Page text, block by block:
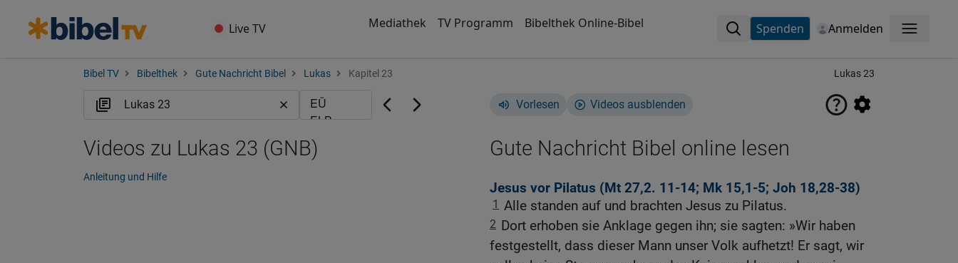
Live TV Mediathek TV Programm Bibelthek Online-Bibel Spenden Anmelden Menü
Bibel TV Bibelthek Gute Nachricht Bibel Lukas Kapitel 23 Lukas 23
Vorlesen Videos ausblenden
Gute Nachricht Bibel online lesen
Jesus vor Pilatus (Mt 27,2. 11-14; Mk 15,1-5; Joh 18,28-38)
1 Alle standen auf und brachten Jesus zu Pilatus.
2 Dort erhoben sie Anklage gegen ihn; sie sagten: »Wir haben
festgestellt, dass dieser Mann unser Volk aufhetzt! Er sagt, wir
Videos zu Lukas 23 (GNB)
Anleitung und Hilfe